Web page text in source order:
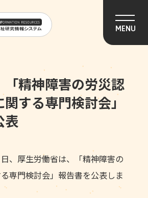
MENU
「精神障害の労災認
する専門検討会」
表
、厚生労働省は、「精神障害の
専門検討会」報告書を公表しま